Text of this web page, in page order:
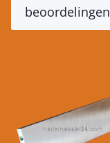
beoordelingen